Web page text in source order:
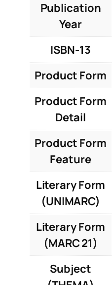
Publication
Year
ISBN-13
Product Form
Product Form
Detail
Product Form
Feature
Literary Form
(UNIMARC)
Literary Form
(MARC 21)
Subject